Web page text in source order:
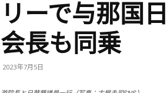
リーで与那国
会長も同乗
2023年7月5日